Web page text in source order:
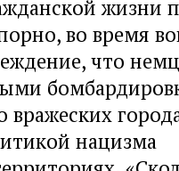
жизни
во время
что
вражеских
нацизма